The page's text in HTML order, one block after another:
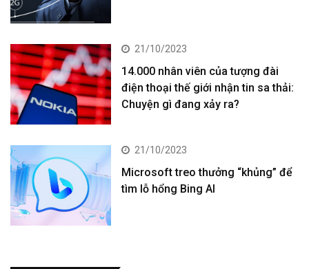
21/10/2023
14.000 nhân viên của tượng đài
điện thoại thế giới nhận tin sa thải:
Chuyện gì đang xảy ra?
21/10/2023
Microsoft treo thưởng “khủng” để
tìm lỗ hổng Bing AI